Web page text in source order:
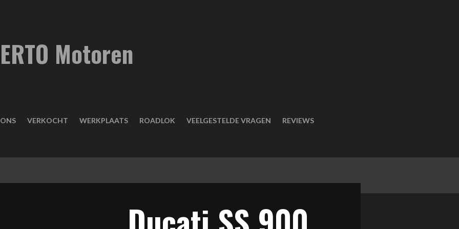
Motoren
VERKOCHT WERKPLAATS ROADLOK VEELGESTELDE VRAGEN REVIEWS